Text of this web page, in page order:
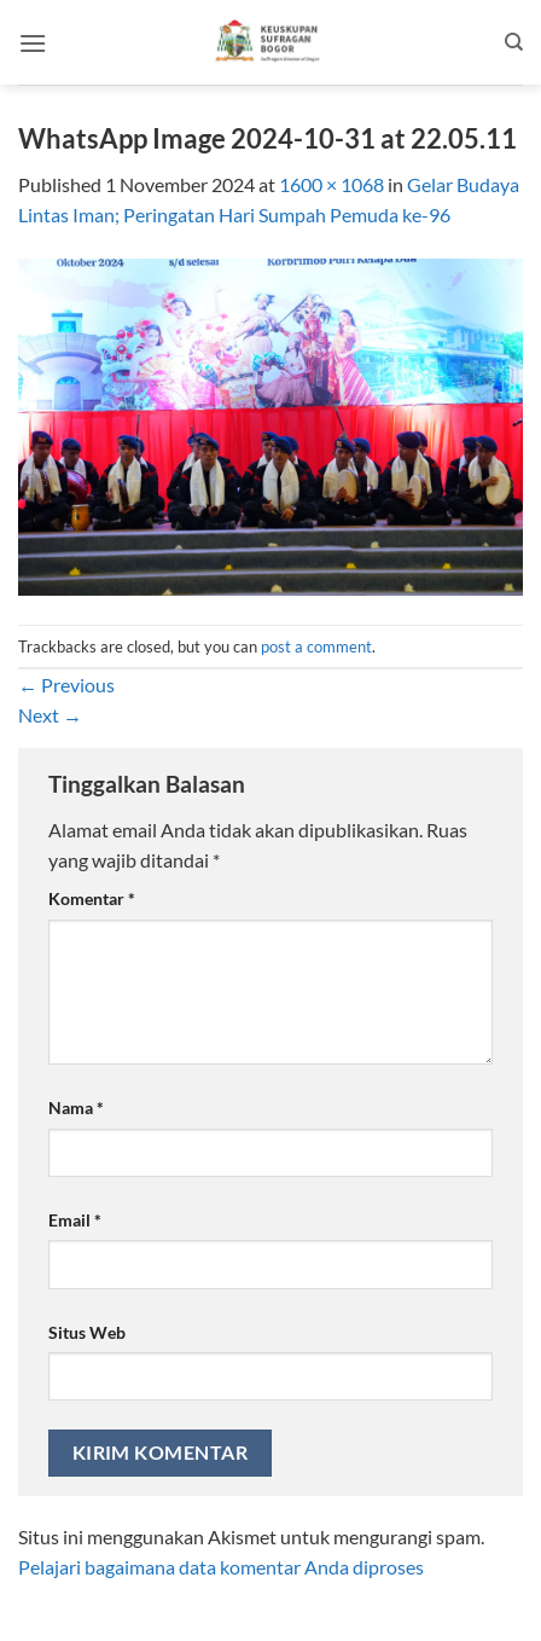
WhatsApp Image 2024-10-31 at 22.05.11
Published 1 November 2024at 1600 × 1068 in Gelar Budaya
Lintas Iman; Peringatan Hari Sumpah Pemuda ke-96
Trackbacks are closed, but you can post a comment.
← Previous
Next →
Tinggalkan Balasan
Alamat email Anda tidak akan dipublikasikan. Ruas
yang wajib ditandai *
Komentar*
Nama*
Email *
Situs Web
Situs ini menggunakan Akismet untuk mengurangi spam.
Pelajari bagaimana data komentar Anda diproses